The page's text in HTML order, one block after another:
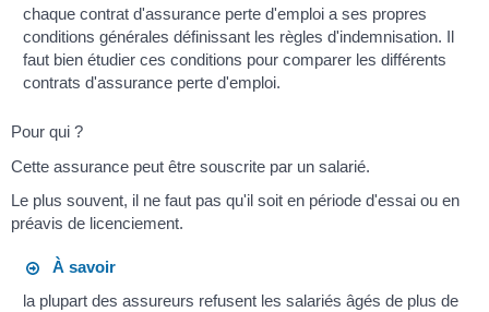
chaque contrat d'assurance perte d'emploi a ses propres
conditions générales définissant les règles d'indemnisation. Il
faut bien étudier ces conditions pour comparer les différents
contrats d'assurance perte d'emploi.
Pour qui ?
Cette assurance peut être souscrite par un salarié.
Le plus souvent, il ne faut pas qu'il soit en période d'essai ou en
préavis de licenciement.
À savoir
la plupart des assureurs refusent les salariés âgés de plus de